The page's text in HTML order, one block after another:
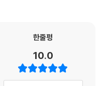
한줄평
10.0